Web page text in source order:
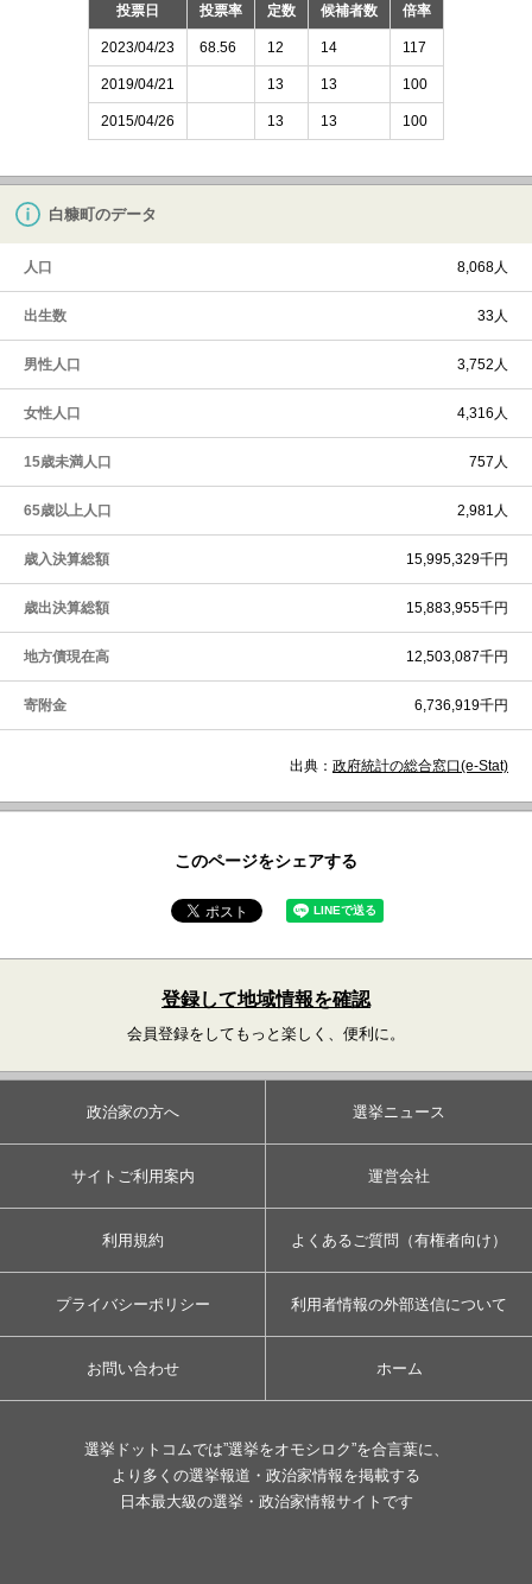
投票日 投票率 定数 候補者数 倍率
2023/04/23 68.56 12 14 117
2019/04/21 13 13 100
2015/04/26 13 13 100
白糠町のデータ
人口 8,068人
出生数 33人
男性人口 3,752人
女性人口 4,316人
15歳未満人口 757人
65歳以上人口 2,981人
歳入決算総額 15,995,329千円
歳出決算総額 15,883,955千円
地方債現在高 12,503,087千円
寄附金 6,736,919千円
出典： 政府統計の総合窓口(e-Stat)
このページをシェアする
登録して地域情報を確認
会員登録をしてもっと楽しく、便利に。
政治家の方へ 選挙ニュース
サイトご利用案内 運営会社
利用規約 よくあるご質問（有権者向け）
プライバシーポリシー 利用者情報の外部送信について
お問い合わせ ホーム
選挙ドットコムでは”選挙をオモシロク”を合言葉に、
より多くの選挙報道・政治家情報を掲載する
日本最大級の選挙・政治家情報サイトです